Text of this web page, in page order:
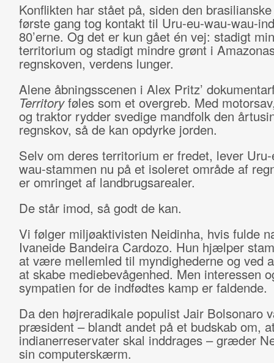
Konflikten har stået på, siden den
første gang tog kontakt til Uru-eu-wau-wau-
80’erne. Og det er kun gået én vej: stadigt
territorium og stadigt mindre grønt i
regnskoven, verdens lunger.
Alene åbningsscenen i Alex Pritz’
Territoryføles som et overgreb. Med
og traktor rydder svedige mandfolk den
regnskov, så de kan opdyrke jorden.
Selv om deres territorium er fredet, lever
wau-stammen nu på et isoleret område af
er omringet af landbrugsarealer.
De står imod, så godt de kan.
Vi følger miljøaktivisten Neidinha, hvis fulde
Ivaneide Bandeira Cardozo. Hun hjælper
at være mellemled til myndighederne og ved
at skabe mediebevågenhed. Men interessen
sympatien for de indfødtes kamp er faldende.
Da den højreradikale populist Jair Bolsonaro
præsident – blandt andet på et budskab om,
indianerreservater skal inddrages – græder
sin computerskærm.